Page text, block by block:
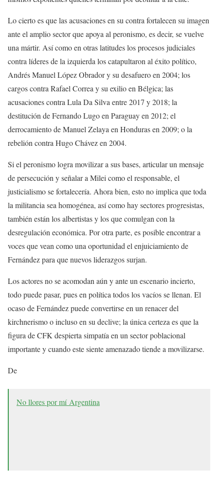
Lo cierto es que las acusaciones en su contra fortalecen su imagen
ante el amplio sector que apoya al peronismo, es decir, se vuelve
una mártir. Así como en otras latitudes los procesos judiciales
contra líderes de la izquierda los catapultaron al éxito político,
Andrés Manuel López Obrador y su desafuero en 2004; los
cargos contra Rafael Correa y su exilio en Bélgica; las
acusaciones contra Lula Da Silva entre 2017 y 2018; la
destitución de Fernando Lugo en Paraguay en 2012; el
derrocamiento de Manuel Zelaya en Honduras en 2009; o la
rebelión contra Hugo Chávez en 2004.
Si el peronismo logra movilizar a sus bases, articular un mensaje
de persecución y señalar a Milei como el responsable, el
justicialismo se fortalecería. Ahora bien, esto no implica que toda
la militancia sea homogénea, así como hay sectores progresistas,
también están los albertistas y los que comulgan con la
desregulación económica. Por otra parte, es posible encontrar a
voces que vean como una oportunidad el enjuiciamiento de
Fernández para que nuevos liderazgos surjan.
Los actores no se acomodan aún y ante un escenario incierto,
todo puede pasar, pues en política todos los vacíos se llenan. El
ocaso de Fernández puede convertirse en un renacer del
kirchnerismo o incluso en su declive; la única certeza es que la
figura de CFK despierta simpatía en un sector poblacional
importante y cuando este siente amenazado tiende a movilizarse.
De
No llores por mí Argentina